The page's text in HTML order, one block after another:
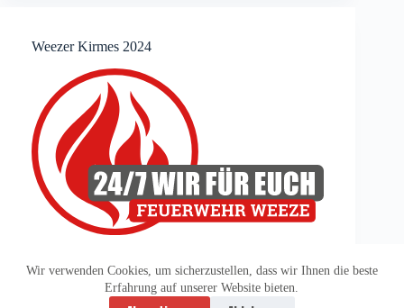
Wir verwenden Cookies, um sicherzustellen, dass wir Ihnen die beste
Erfahrung auf unserer Website bieten.
Weezer Kirmes 2024
Datenschutzerklärung Impressum